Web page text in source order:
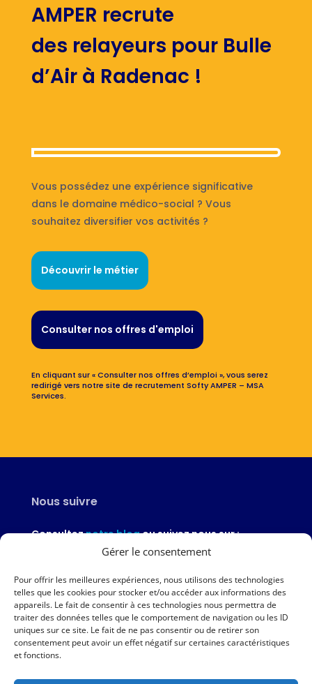
Gérer le consentement
Pour offrir les meilleures expériences, nous utilisons des technologies
telles que les cookies pour stocker et/ou accéder aux informations des
appareils. Le fait de consentir à ces technologies nous permettra de
traiter des données telles que le comportement de navigation ou les ID
uniques sur ce site. Le fait de ne pas consentir ou de retirer son
consentement peut avoir un effet négatif sur certaines caractéristiques
et fonctions.
AMPER recrute
des relayeurs pour Bulle
d’Air à Radenac !
Vous possédez une expérience significative
dans le domaine médico-social ? Vous
souhaitez diversifier vos activités ?
Découvrir le métier
Consulter nos offres d'emploi
En cliquant sur « Consulter nos offres d’emploi », vous serez
redirigé vers notre site de recrutement Softy AMPER – MSA
Services.
Nous suivre
Consulteznotre blogou suivez nous sur :
Nous contacter
02 97 46 51 97
Nous écrire